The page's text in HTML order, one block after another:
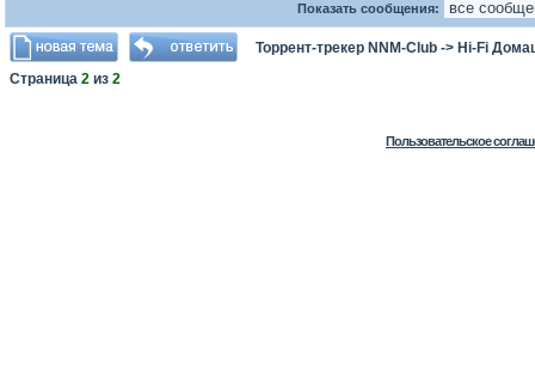
Показать сообщения:
Торрент-трекер NNM-Club -> Hi-Fi
Страница 2 из 2
Пользовательское